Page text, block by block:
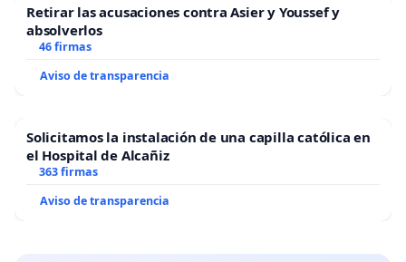
Retirar las acusaciones contra Asier y Youssef y
absolverlos
46 firmas
Aviso de transparencia
Solicitamos la instalación de una capilla católica en
el Hospital de Alcañiz
363 firmas
Aviso de transparencia